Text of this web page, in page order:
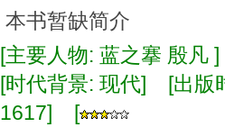
本书暂缺简介
[主要人物: 蓝之搴 殷
[时代背景: 现代] [出
1617] [